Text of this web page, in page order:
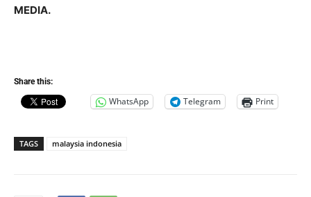
MEDIA.
Share this:
WhatsApp Telegram Print
TAGS malaysia indonesia